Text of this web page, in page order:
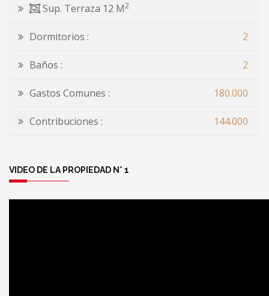
Sup. Terraza 12 M2
Dormitorios : 2
Baños : 2
Gastos Comunes : 180.000
Contribuciones : 144.000
VIDEO DE LA PROPIEDAD N° 1